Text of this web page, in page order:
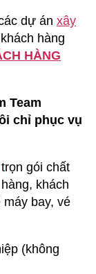
dự án xây
hàng
HÀNG
Team
chỉ phục vụ
trọn gói chất
khách
bay, vé
(không